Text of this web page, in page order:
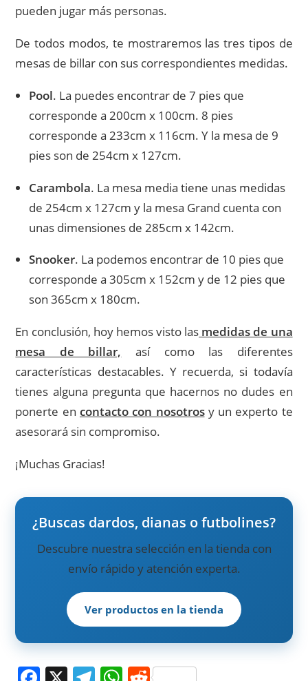
pueden jugar más personas.
De todos modos, te mostraremos las tres tipos de
mesas de billar con sus correspondientes medidas.
Pool. La puedes encontrar de 7 pies que
corresponde a 200cm x 100cm. 8 pies
corresponde a 233cm x 116cm. Y la mesa de 9
pies son de 254cm x 127cm.
Carambola. La mesa media tiene unas medidas
de 254cm x 127cm y la mesa Grand cuenta con
unas dimensiones de 285cm x 142cm.
Snooker. La podemos encontrar de 10 pies que
corresponde a 305cm x 152cm y de 12 pies que
son 365cm x 180cm.
En conclusión, hoy hemos visto las medidas de una
mesa de billar, así como las diferentes
características destacables. Y recuerda, si todavía
tienes alguna pregunta que hacernos no dudes en
ponerte en contacto con nosotrosy un experto te
asesorará sin compromiso.
¡Muchas Gracias!
¿Buscas dardos, dianas o futbolines?
Descubre nuestra selección en la tienda con
envío rápido y atención experta.
Ver productos en la tienda